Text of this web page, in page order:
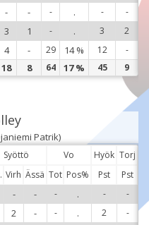
- - - . - -
3 1 - . 3 2
4 - 29 14 % 12
-
18 8 64 17 % 45 9
Patrik)
Syöttö Vo Hyök Torj
Virh Ässä Tot Pos% Pst Pst
- - - . - -
2 - - . 2 -